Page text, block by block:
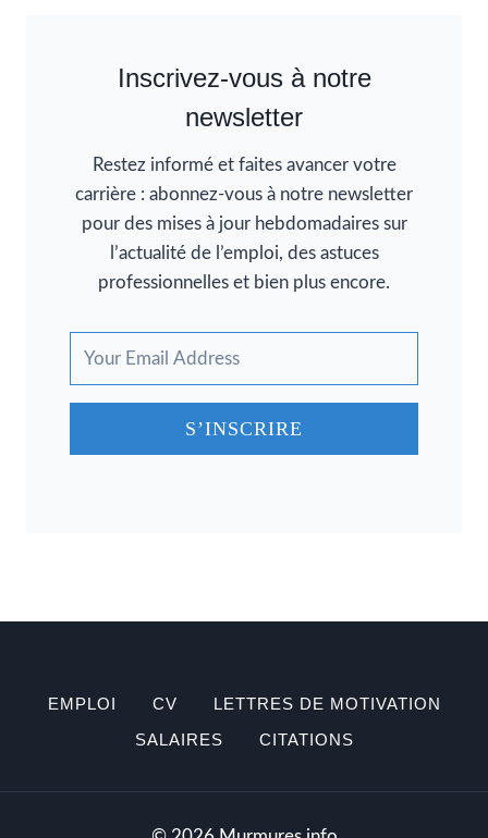
Inscrivez-vous à notre
newsletter
Restez informé et faites avancer votre
carrière : abonnez-vous à notre newsletter
pour des mises à jour hebdomadaires sur
l’actualité de l’emploi, des astuces
professionnelles et bien plus encore.
S’INSCRIRE
EMPLOI CV
LETTRES DE MOTIVATION
SALAIRES
CITATIONS